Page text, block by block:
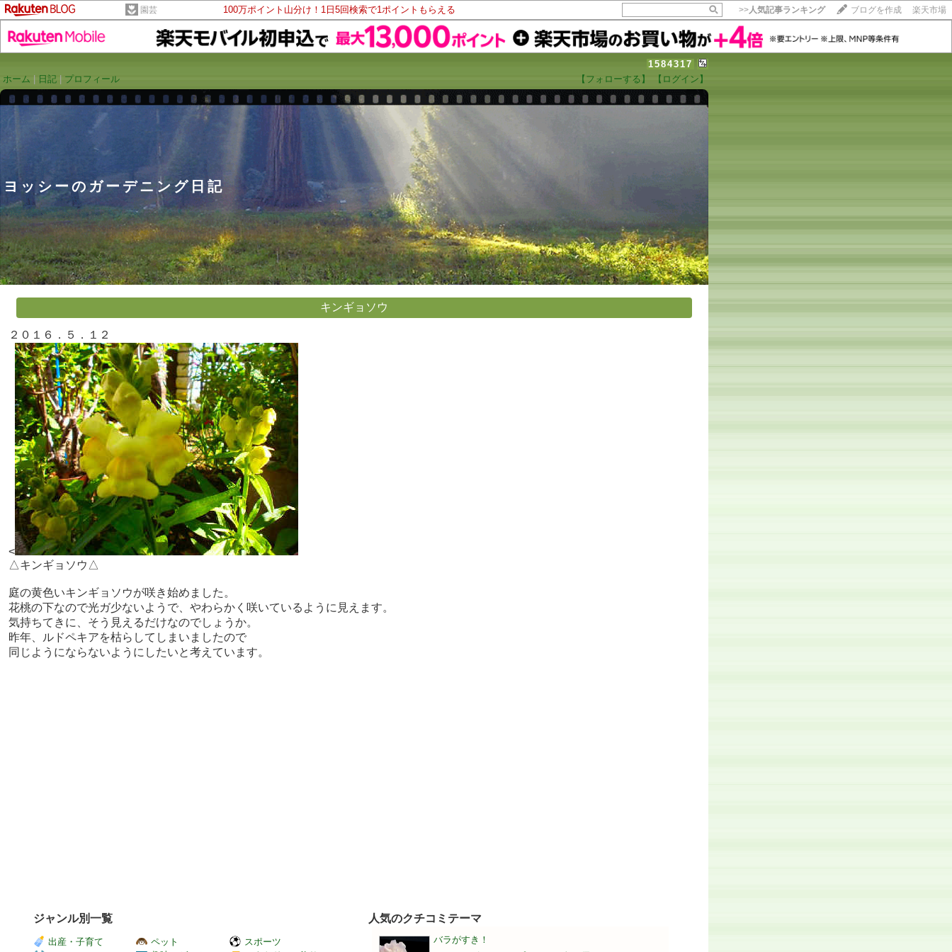
園芸 100万ポイント山分け！1日5回検索で1ポイントもらえる >>人気記事ランキング ブログを作成 楽天市場
1584317
ホーム
日記 プロフィール 【フォローする】 【ログイン】
ヨッシーのガーデニング日記
キンギョソウ
２０１６．５．１２
<
△キンギョソウ△
庭の黄色いキンギョソウが咲き始めました。
花桃の下なので光ガ少ないようで、やわらかく咲いているように見えます。
気持ちてきに、そう見えるだけなのでしょうか。
昨年、ルドペキアを枯らしてしまいましたので
同じようにならないようにしたいと考えています。
ジャンル別一覧
出産・子育て
ペット
スポーツ
人気のクチコミテーマ
バラがすき！